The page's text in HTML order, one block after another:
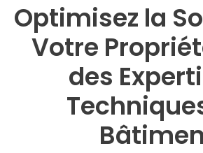
Optimisez la
Votre
des